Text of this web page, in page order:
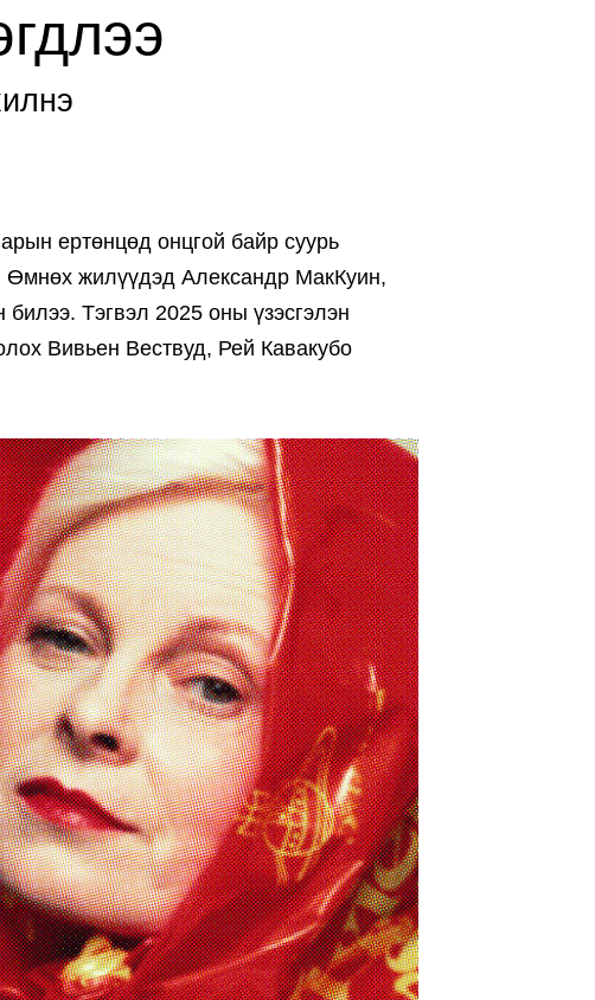
ертөнцөд онцгой байр суурь
Өмнөх жилүүдэд Александр МакКуин,
Тэгвэл 2025 оны үзэсгэлэн
Вивьен Вествуд, Рей Кавакубо